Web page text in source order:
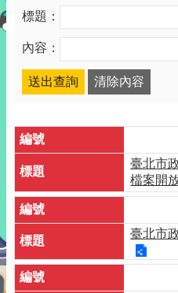
標題：
內容：
臺北市
檔案開
臺北市